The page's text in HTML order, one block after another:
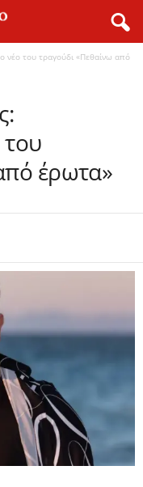
νέο του τραγούδι «Πεθαίνω από
έρωτα»